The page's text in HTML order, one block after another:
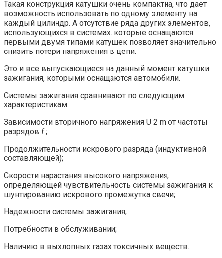
Такая конструкция катушки очень компактна, что дает
возможность использовать по одному элементу на
каждый цилиндр. А отсутствие ряда других элементов,
использующихся в системах, которые оснащаются
первыми двумя типами катушек позволяет значительно
снизить потери напряжения в цепи.
Это и все выпускающиеся на данный момент катушки
зажигания, которыми оснащаются автомобили.
Системы зажигания сравнивают по следующим
характеристикам:
Зависимости вторичного напряжения U 2 m от частоты
разрядов f;
Продолжительности искрового разряда (индуктивной
составляющей);
Скорости нарастания высокого напряжения,
определяющей чувствительность системы зажигания к
шунтированию искрового промежутка свечи;
Надежности системы зажигания;
Потребности в обслуживании;
Наличию в выхлопных газах токсичных веществ.